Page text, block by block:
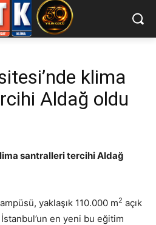
klima
Aldağ oldu
santralleri tercihi Aldağ
yaklaşık 110.000 m2 açık
en yeni bu eğitim